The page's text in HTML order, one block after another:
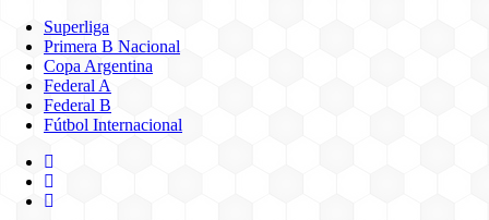
Superliga
Primera B Nacional
Copa Argentina
Federal A
Federal B
Fútbol Internacional